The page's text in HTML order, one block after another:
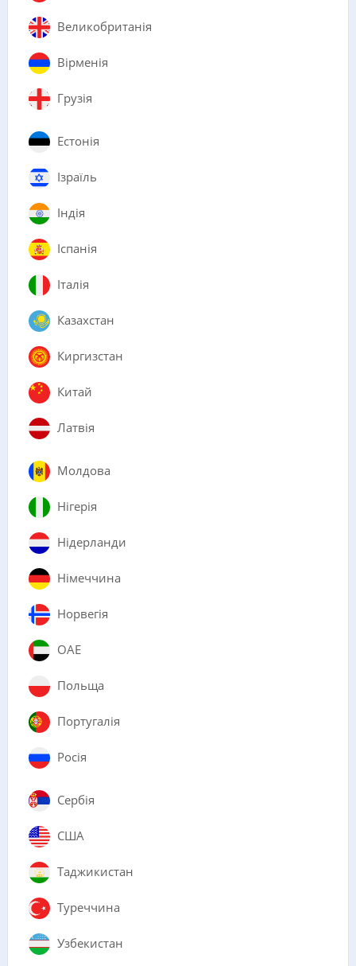
Великобританія
Вірменія
Грузія
Естонія
Ізраїль
Індія
Іспанія
Італія
Казахстан
Киргизстан
Китай
Латвія
Молдова
Нігерія
Нідерланди
Німеччина
Норвегія
ОАЕ
Польща
Португалія
Росія
Сербія
США
Таджикистан
Туреччина
Узбекистан